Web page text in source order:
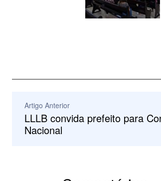
Artigo Anterior
LLLB convida prefeito para
Nacional